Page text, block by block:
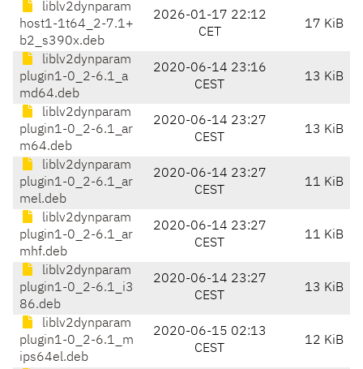
liblv2dynparam
host1-1t64_2-7.1+
b2_s390x.deb
2026-01-17 22:12
CET
17 KiB
liblv2dynparam
plugin1-0_2-6.1_a
md64.deb
2020-06-14 23:16
CEST
13 KiB
liblv2dynparam
plugin1-0_2-6.1_ar
m64.deb
2020-06-14 23:27
CEST
13 KiB
liblv2dynparam
plugin1-0_2-6.1_ar
mel.deb
2020-06-14 23:27
CEST
11 KiB
liblv2dynparam
plugin1-0_2-6.1_ar
mhf.deb
2020-06-14 23:27
CEST
11 KiB
liblv2dynparam
plugin1-0_2-6.1_i3
86.deb
2020-06-14 23:27
CEST
13 KiB
liblv2dynparam
plugin1-0_2-6.1_m
ips64el.deb
2020-06-15 02:13
CEST
12 KiB